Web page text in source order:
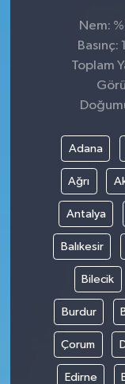
Nem:
Toplam
Adana
Ağrı
Antalya
Balıkesir
Bilecik
Burdur
Çorum
Edirne